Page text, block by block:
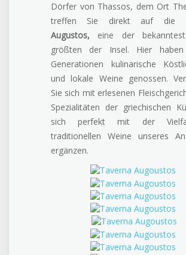
Dörfer von Thassos, dem Ort
treffen Sie direkt auf die
Augustos, eine der
größten der Insel. Hier haben
Generationen kulinarische
und lokale Weine genossen.
Sie sich mit erlesenen
Spezialitäten der griechischen
sich perfekt mit der
traditionellen Weine unseres
ergänzen.